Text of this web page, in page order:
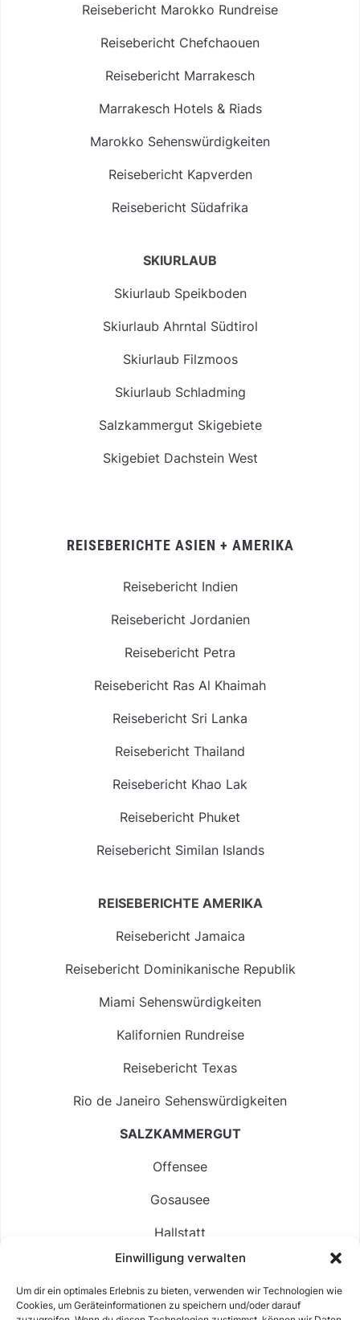
Einwilligung verwalten
Um dir ein optimales Erlebnis zu bieten, verwenden wir Technologien wie
Cookies, um Geräteinformationen zu speichern und/oder darauf
Reisebericht Marokko Rundreise
Reisebericht Chefchaouen
Reisebericht Marrakesch
Marrakesch Hotels & Riads
Marokko Sehenswürdigkeiten
Reisebericht Kapverden
Reisebericht Südafrika
SKIURLAUB
Skiurlaub Speikboden
Skiurlaub Ahrntal Südtirol
Skiurlaub Filzmoos
Skiurlaub Schladming
Salzkammergut Skigebiete
Skigebiet Dachstein West
REISEBERICHTE ASIEN + AMERIKA
Reisebericht Indien
Reisebericht Jordanien
Reisebericht Petra
Reisebericht Ras Al Khaimah
Reisebericht Sri Lanka
Reisebericht Thailand
Reisebericht Khao Lak
Reisebericht Phuket
Reisebericht Similan Islands
REISEBERICHTE AMERIKA
Reisebericht Jamaica
Reisebericht Dominikanische Republik
Miami Sehenswürdigkeiten
Kalifornien Rundreise
Reisebericht Texas
Rio de Janeiro Sehenswürdigkeiten
SALZKAMMERGUT
Offensee
Gosausee
Hallstatt
Langbathsee
Altausseer See